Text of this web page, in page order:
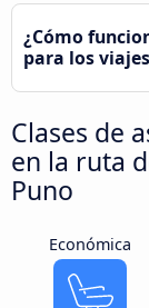
¿Cómo
para los
Clases de
en la ruta
Puno
Económica